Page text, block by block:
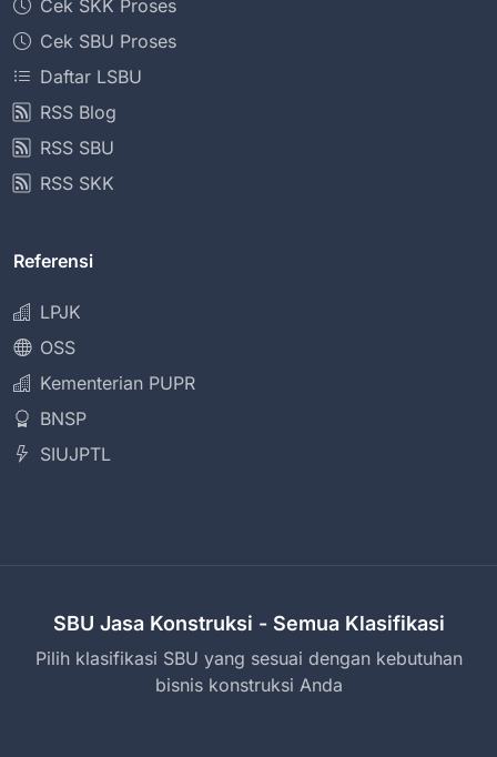
Cek SKK Proses
Cek SBU Proses
Daftar LSBU
RSS Blog
RSS SBU
RSS SKK
Referensi
LPJK
OSS
Kementerian PUPR
BNSP
SIUJPTL
SBU Jasa Konstruksi - Semua Klasifikasi
Pilih klasifikasi SBU yang sesuai dengan kebutuhan
bisnis konstruksi Anda